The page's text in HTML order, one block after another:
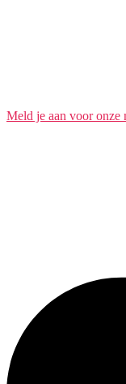
Meld je aan voor onze